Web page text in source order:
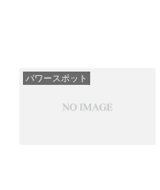
パワースポット